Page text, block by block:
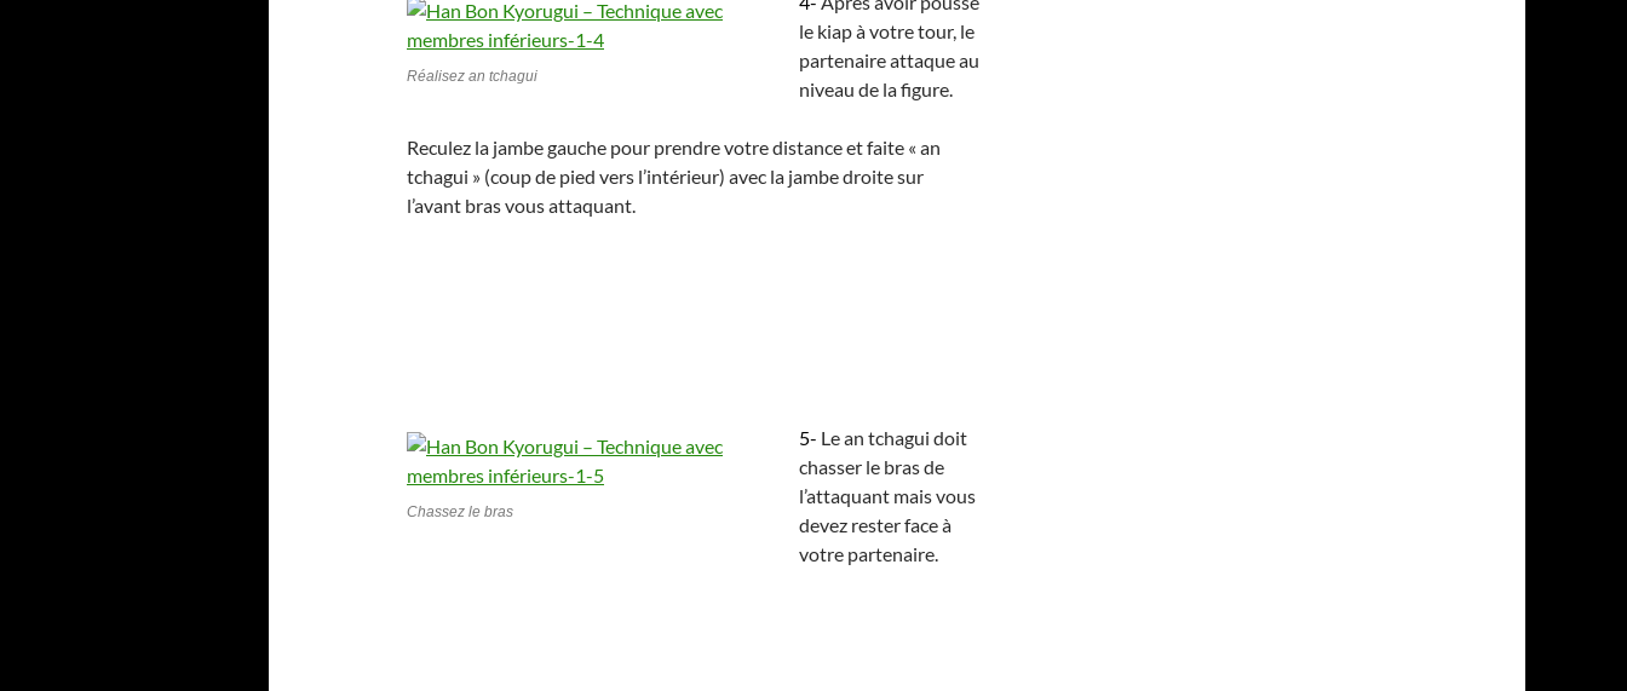
Réalisez an tchagui
le kiap à votre tour, le
partenaire attaque au
niveau de la figure.
Reculez la jambe gauche pour prendre votre distance et faite « an
tchagui » (coup de pied vers l’intérieur) avec la jambe droite sur
l’avant bras vous attaquant.
Chassez le bras
5- Le an tchagui doit
chasser le bras de
l’attaquant mais vous
devez rester face à
votre partenaire.